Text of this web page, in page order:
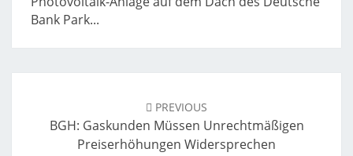
Bank Park...
PREVIOUS
BGH: Gaskunden Müssen Unrechtmäßigen
Preiserhöhungen Widersprechen